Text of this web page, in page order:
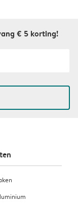
€ 5 korting!